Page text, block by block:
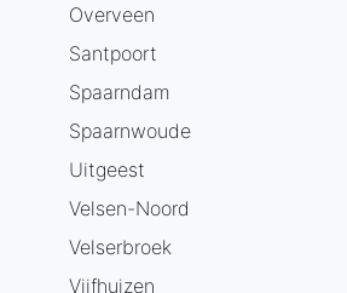
Overveen
Santpoort
Spaarndam
Spaarnwoude
Uitgeest
Velsen-Noord
Velserbroek
Vijfhuizen